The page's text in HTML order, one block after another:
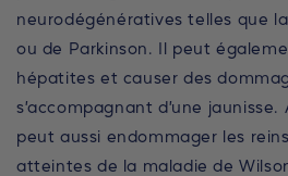
neurodégénératives telles que
ou de Parkinson. Il peut
hépatites et causer des
s’accompagnant d’une
peut aussi endommager les
atteintes de la maladie de